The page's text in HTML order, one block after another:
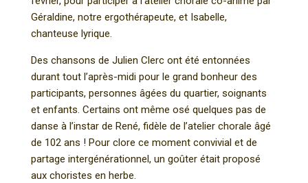
Géraldine, notre ergothérapeute, et Isabelle,
chanteuse lyrique.
Des chansons de Julien Clerc ont été entonnées
durant tout l’après-midi pour le grand bonheur des
participants, personnes âgées du quartier, soignants
et enfants. Certains ont même osé quelques pas de
danse à l’instar de René, fidèle de l’atelier chorale âgé
de 102 ans ! Pour clore ce moment convivial et de
partage intergénérationnel, un goûter était proposé
aux choristes en herbe.